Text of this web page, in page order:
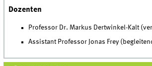
Dozenten
Professor Dr. Markus Dertwinkel-Kalt
Assistant Professor Jonas Frey